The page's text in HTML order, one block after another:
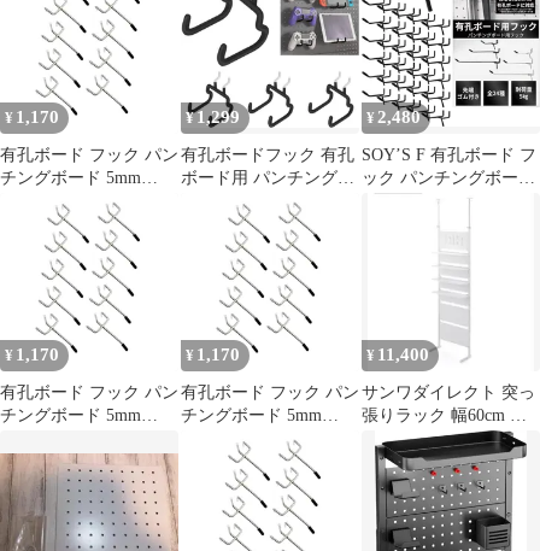
¥ 1,170
有孔ボード フック パン
チングボード 5mm
25mmピッチ ペグボー
ド 穴あきボード 金具
(5㎝) [5㎝]
¥1,299
有孔ボードフック 有孔
ボード用 パンチングボ
ードフック 商品展示 ス
トア・エキスプレス 止
め 金具 ディスプレイ
壁面収納 4本 穴あき板
¥ 2,480
SOY’S F 有孔ボード フ
ック パンチングボード
ペグボード ボード厚
5.5mm 用 穴ピッチ
25mm 穴径5mm ゴム付
き 固定 止め 金具 穴あ
き (ブラック, 5cm・30
¥ 1,170
有孔ボード フック パン
チングボード 5mm
ド 穴あきボード 金具
(5㎝) [5㎝]
¥ 1,170
有孔ボード フック パン
チングボード 5mm
25mmピッチ ペグボー
ド 穴あきボード 金具
(5㎝) [5㎝]
¥ 11,400
サンワダイレクト 突っ
張りラック 幅60cm 有
孔ボード 棚板4枚 フッ
ク10個